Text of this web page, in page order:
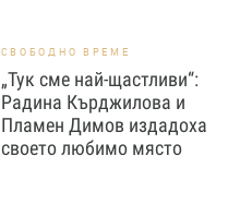
СВОБОДНО ВРЕМЕ
„Тук сме най-щастливи“:
Радина Кърджилова и
Пламен Димов издадоха
своето любимо място